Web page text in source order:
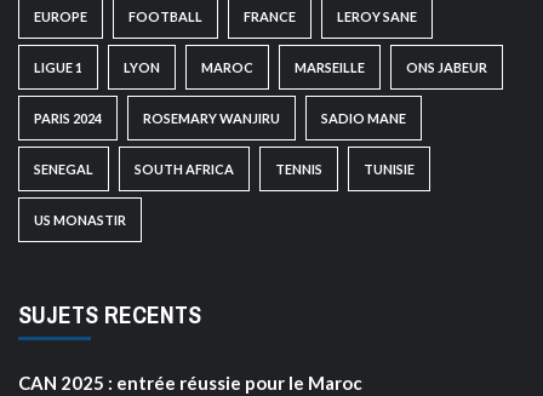
EUROPE FOOTBALL FRANCE LEROY SANE
LIGUE 1 LYON MAROC MARSEILLE ONS JABEUR
PARIS 2024 ROSEMARY WANJIRU SADIO MANE
SENEGAL SOUTH AFRICA TENNIS TUNISIE
US MONASTIR
SUJETS RECENTS
CAN 2025 : entrée réussie pour le Maroc